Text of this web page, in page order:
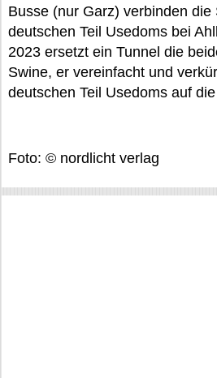
Busse (nur Garz) verbinden die
deutschen Teil Usedoms bei
2023 ersetzt ein Tunnel die
Swine, er vereinfacht und
deutschen Teil Usedoms auf
Foto: © nordlicht verlag